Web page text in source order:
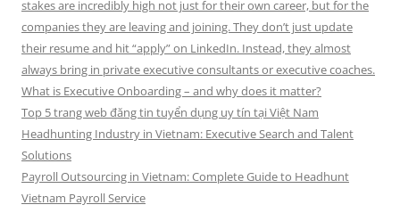
stakes are incredibly high not just for their own career, but for the
companies they are leaving and joining. They don’t just update
their resume and hit “apply” on LinkedIn. Instead, they almost
always bring in private executive consultants or executive coaches.
What is Executive Onboarding – and why does it matter?
Top 5 trang web đăng tin tuyển dụng uy tín tại Việt Nam
Headhunting Industry in Vietnam: Executive Search and Talent
Solutions
Payroll Outsourcing in Vietnam: Complete Guide to Headhunt
Vietnam Payroll Service